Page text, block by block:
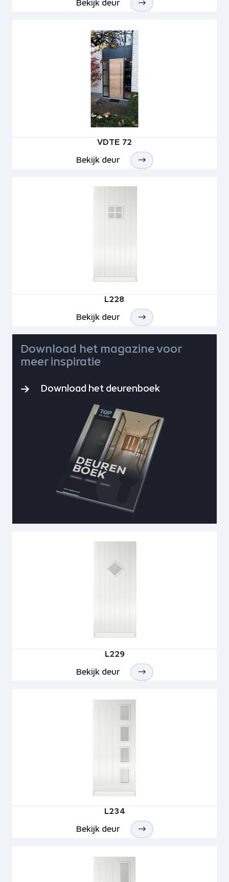
Bekijk deur
VDTE 72
Bekijk deur
L228
Bekijk deur
Download het magazine voor
meer inspiratie
Download het deurenboek
L229
Bekijk deur
L234
Bekijk deur